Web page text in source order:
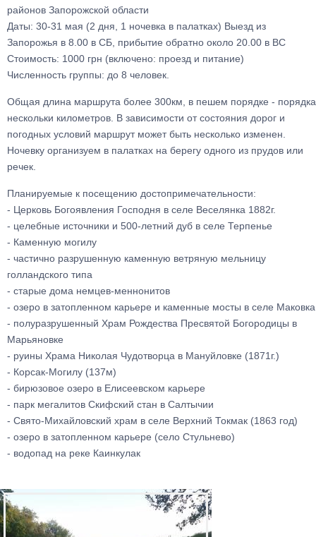
районов Запорожской области
Даты: 30-31 мая (2 дня, 1 ночевка в палатках) Выезд из
Запорожья в 8.00 в СБ, прибытие обратно около 20.00 в ВС
Стоимость: 1000 грн (включено: проезд и питание)
Численность группы: до 8 человек.
Общая длина маршрута более 300км, в пешем порядке - порядка
нескольки километров. В зависимости от состояния дорог и
погодных условий маршрут может быть несколько изменен.
Ночевку организуем в палатках на берегу одного из прудов или
речек.
Планируемые к посещению достопримечательности:
- Церковь Богоявления Господня в селе Веселянка 1882г.
- целебные источники и 500-летний дуб в селе Терпенье
- Каменную могилу
- частично разрушенную каменную ветряную мельницу
голландского типа
- старые дома немцев-меннонитов
- озеро в затопленном карьере и каменные мосты в селе Маковка
- полуразрушенный Храм Рождества Пресвятой Богородицы в
Марьяновке
- руины Храма Николая Чудотворца в Мануйловке (1871г.)
- Корсак-Могилу (137м)
- бирюзовое озеро в Елисеевском карьере
- парк мегалитов Скифский стан в Салтычии
- Свято-Михайловский храм в селе Верхний Токмак (1863 год)
- озеро в затопленном карьере (село Стульнево)
- водопад на реке Каинкулак